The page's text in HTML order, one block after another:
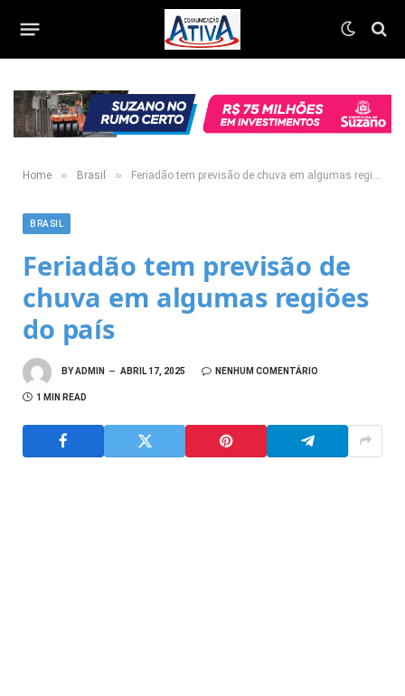
Home » Brasil » Feriadão tem previsão de chuva em algumas regiões do país
BRASIL
Feriadão tem previsão de
chuva em algumas regiões
do país
BYADMIN ABRIL 17, 2025 NENHUM COMENTÁRIO
1 MIN READ